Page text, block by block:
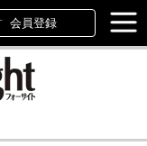
会員登録